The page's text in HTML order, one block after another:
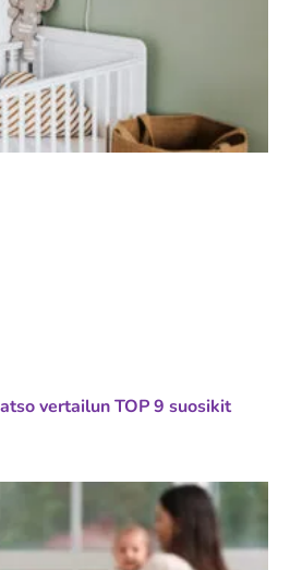
vertailun TOP 9 suosikit